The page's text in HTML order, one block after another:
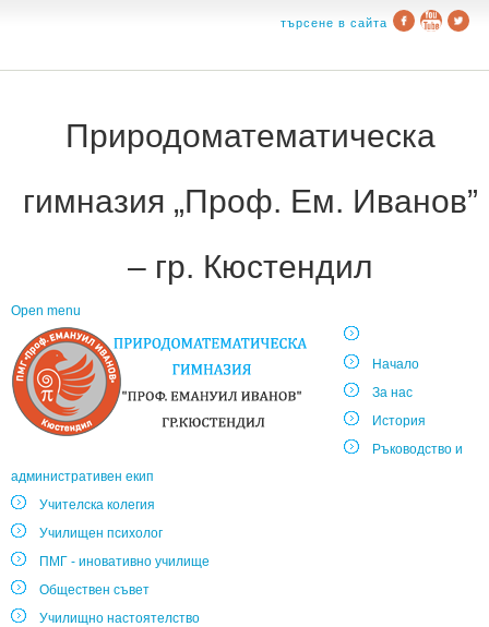
търсене в сайта
Природоматематическа
гимназия „Проф. Ем. Иванов”
– гр. Кюстендил
Open menu
Начало
За нас
История
Ръководство и
административен екип
Учителска колегия
Училищен психолог
ПМГ - иновативно училище
Обществен съвет
Училищно настоятелство